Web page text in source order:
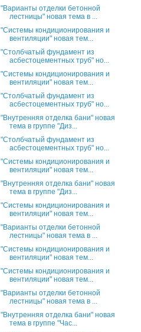
"Варианты отделки бетонной
лестницы" новая тема в ...
"Системы кондиционирования и
вентиляции" новая тем...
"Столбчатый фундамент из
асбестоцементных труб" но...
"Системы кондиционирования и
вентиляции" новая тем...
"Столбчатый фундамент из
асбестоцементных труб" но...
"Внутренняя отделка бани" новая
тема в группе "Диз...
"Столбчатый фундамент из
асбестоцементных труб" но...
"Системы кондиционирования и
вентиляции" новая тем...
"Внутренняя отделка бани" новая
тема в группе "Диз...
"Системы кондиционирования и
вентиляции" новая тем...
"Варианты отделки бетонной
лестницы" новая тема в ...
"Системы кондиционирования и
вентиляции" новая тем...
"Системы кондиционирования и
вентиляции" новая тем...
"Варианты отделки бетонной
лестницы" новая тема в ...
"Внутренняя отделка бани" новая
тема в группе "Час...